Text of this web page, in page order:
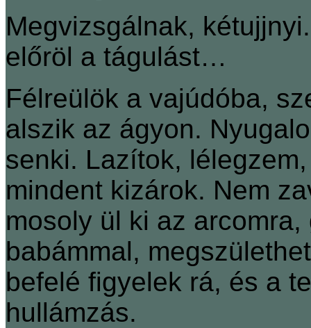
Megvizsgálnak,
előröl a tágulást…
Félreülök a vajúdóba,
alszik az ágyon.
senki. Lazítok,
mindent kizárok. Nem
mosoly ül ki az
babámmal,
befelé figyelek rá, és a
hullámzás.